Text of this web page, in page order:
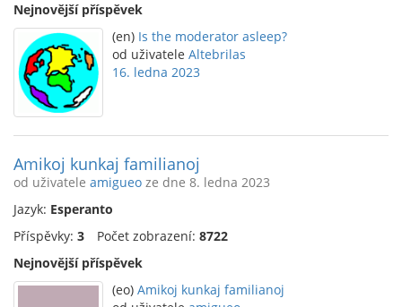
Nejnovější příspěvek
(en) Is the moderator asleep?
od uživatele Altebrilas
16. ledna 2023
Amikoj kunkaj familianoj
od uživatele amigueo ze dne 8. ledna 2023
Jazyk: Esperanto
Příspěvky: 3 Počet zobrazení: 8722
Nejnovější příspěvek
(eo) Amikoj kunkaj familianoj